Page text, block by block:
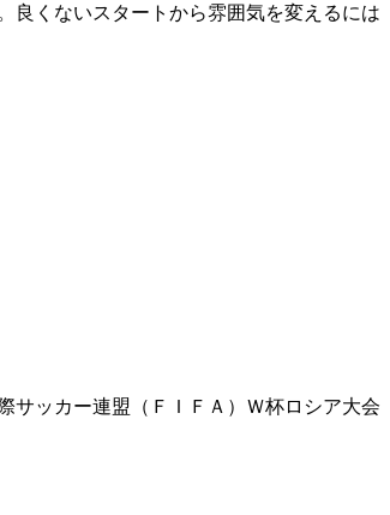
良くないスタートから雰囲気を変えるには
サッカー連盟（ＦＩＦＡ）Ｗ杯ロシア大会